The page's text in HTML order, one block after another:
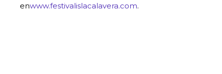
enwww.festivalislacalavera.com.